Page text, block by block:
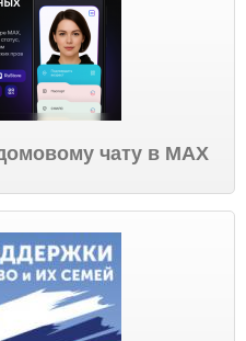
чату в МАХ